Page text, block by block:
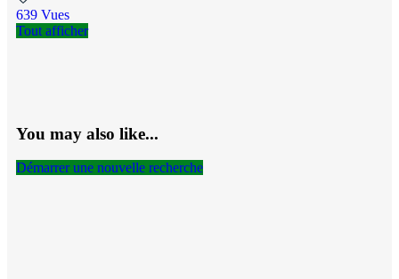
639 Vues
Tout afficher
You may also like...
Démarrer une nouvelle recherche